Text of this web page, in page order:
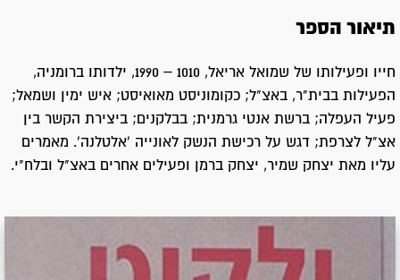
תיאור הספר
חייו ופעילותו של שמואל אריאל, 1010 – 1990, ילדותו ברומניה,
הפעילות בבית"ר, באצ"ל; כקומוניסט מאואיסט; איש ימין ושמאל;
פעיל העפלה; ברשת אנטי גרמנית; בבלקנים; ביצירת הקשר בין
אצ"ל לצרפת; דגש על רכישת הנשק לאונייה 'אלטלנה'. מאמרים
עליו מאת יצחק שמיר, יצחק ברמן ופעילים אחרים באצ"ל ובלח"י.